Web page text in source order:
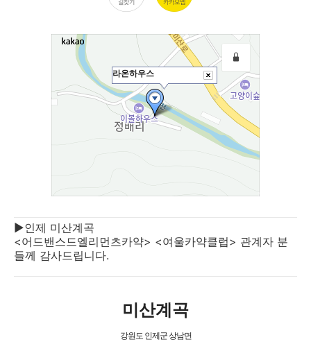
▶인제 미산계곡
<어드밴스드엘리먼츠카약> <여울카약클럽> 관계자 분
들께 감사드립니다.